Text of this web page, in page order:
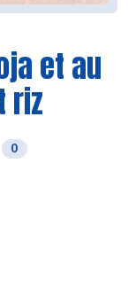
et au
riz
0